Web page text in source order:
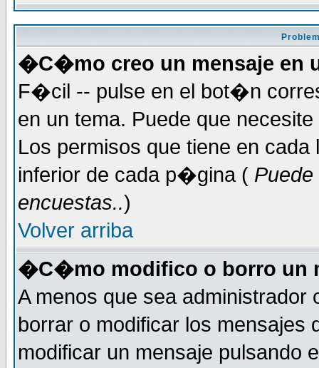
�C�mo creo un mensaje en
F�cil -- pulse en el bot�n
en un tema. Puede que
Los permisos que tiene en
inferior de cada p�gina (
encuestas..)
Volver arriba
�C�mo modifico o borro un
A menos que sea
borrar o modificar los mensajes
modificar un mensaje pulsando